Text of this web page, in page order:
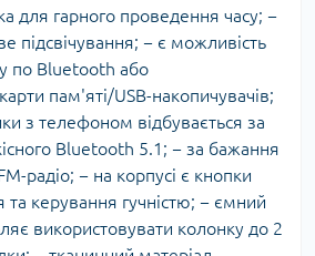
для гарного проведення часу; −
підсвічування; − є можливість
по Bluetooth або
пам'яті/USB-накопичувачів;
з телефоном відбувається за
Bluetooth 5.1; − за бажання
радіо; − на корпусі є кнопки
та керування гучністю; − ємний
використовувати колонку до 2